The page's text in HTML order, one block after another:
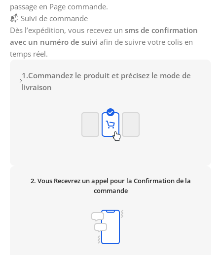
passage en Page commande.
📬 Suivi de commande
Dès l’expédition, vous recevez un sms de confirmation
avec un numéro de suivi afin de suivre votre colis en
temps réel.
1.Commandez le produit et précisez le mode de
livraison
2. Vous Recevrez un appel pour la Confirmation de la
commande